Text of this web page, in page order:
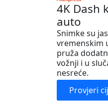
4K Dash
auto
Snimke su
vremenskim
pruža
vožnji i u
nesreće.
Provjeri